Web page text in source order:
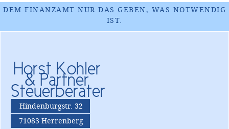
DEM FINANZAMT NUR DAS GEBEN, WAS NOTWENDIG
IST.
Horst Kohler
& Partner
Steuerberater
Hindenburgstr. 32
71083 Herrenberg